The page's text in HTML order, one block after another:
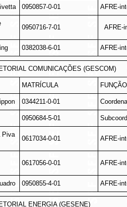
0950857-0-01 AFRE-
0950716-7-01 AFRE-
0382038-6-01 AFRE-
COMUNICAÇÕES (GESCOM)
MATRÍCULA FUNÇÃO
0344211-0-01
0950684-5-01
Piva
0617034-0-01 AFRE-
0617056-0-01 AFRE-
0950855-4-01 AFRE-
ENERGIA (GESENE)